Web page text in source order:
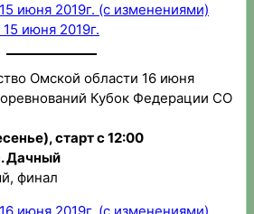
июня 2019г. (с изменениями)
июня 2019г.
Омской области 16 июня
Кубок Федерации СО
старт с 12:00
Дачный
финал